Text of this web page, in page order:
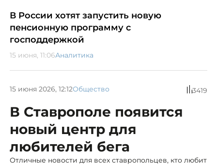
В России хотят запустить новую
пенсионную программу с
господдержкой
15 июня, 11:06Аналитика
15 июня 2026, 12:12Общество 3419
В Ставрополе появится
новый центр для
любителей бега
Отличные новости для всех ставропольцев, кто любит